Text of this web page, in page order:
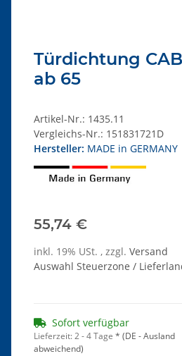
Türdichtung
ab 65
Artikel-Nr.: 1435.11
Vergleichs-Nr.: 151831721D
Hersteller: MADE in GERMANY
55,74 €
inkl. 19% USt. , zzgl. Versand
Auswahl Steuerzone /
Sofort verfügbar
Lieferzeit:2 - 4 Tage * (DE - Ausland
abweichend)